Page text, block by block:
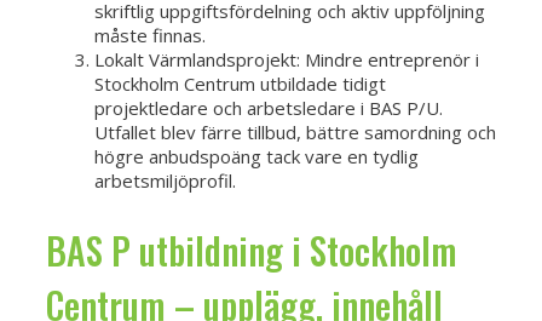
skriftlig uppgiftsfördelning och aktiv uppföljning
måste finnas.
Lokalt Värmlandsprojekt: Mindre entreprenör i
Stockholm Centrum utbildade tidigt
projektledare och arbetsledare i BAS P/U.
Utfallet blev färre tillbud, bättre samordning och
högre anbudspoäng tack vare en tydlig
arbetsmiljöprofil.
BAS P utbildning i Stockholm
Centrum – upplägg, innehåll